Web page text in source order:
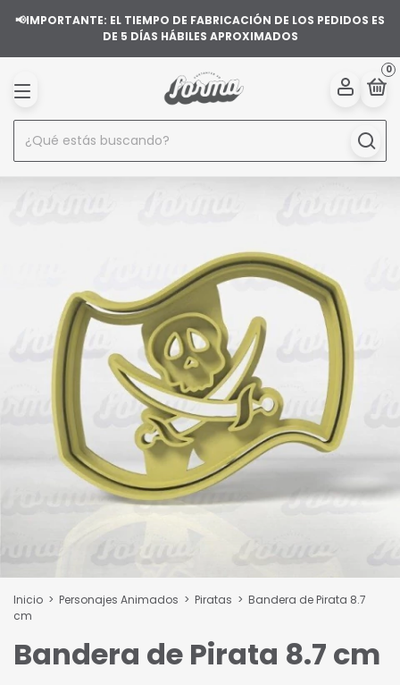
📢IMPORTANTE: EL TIEMPO DE FABRICACIÓN DE LOS PEDIDOS ES
DE 5 DÍAS HÁBILES APROXIMADOS
0
Inicio > Personajes Animados > Piratas > Bandera de Pirata 8.7
cm
Bandera de Pirata 8.7 cm